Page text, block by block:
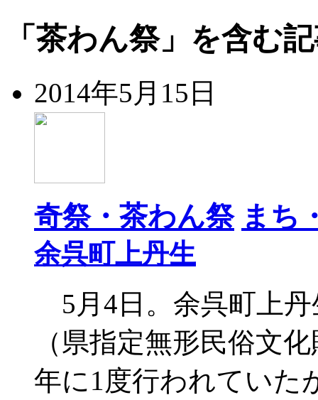
「茶わん祭」を含む
2014年5月15日
奇祭・茶わん祭 まち
余呉町上丹生
5月4日。余呉町上
（県指定無形民俗文
年に1度行われていた